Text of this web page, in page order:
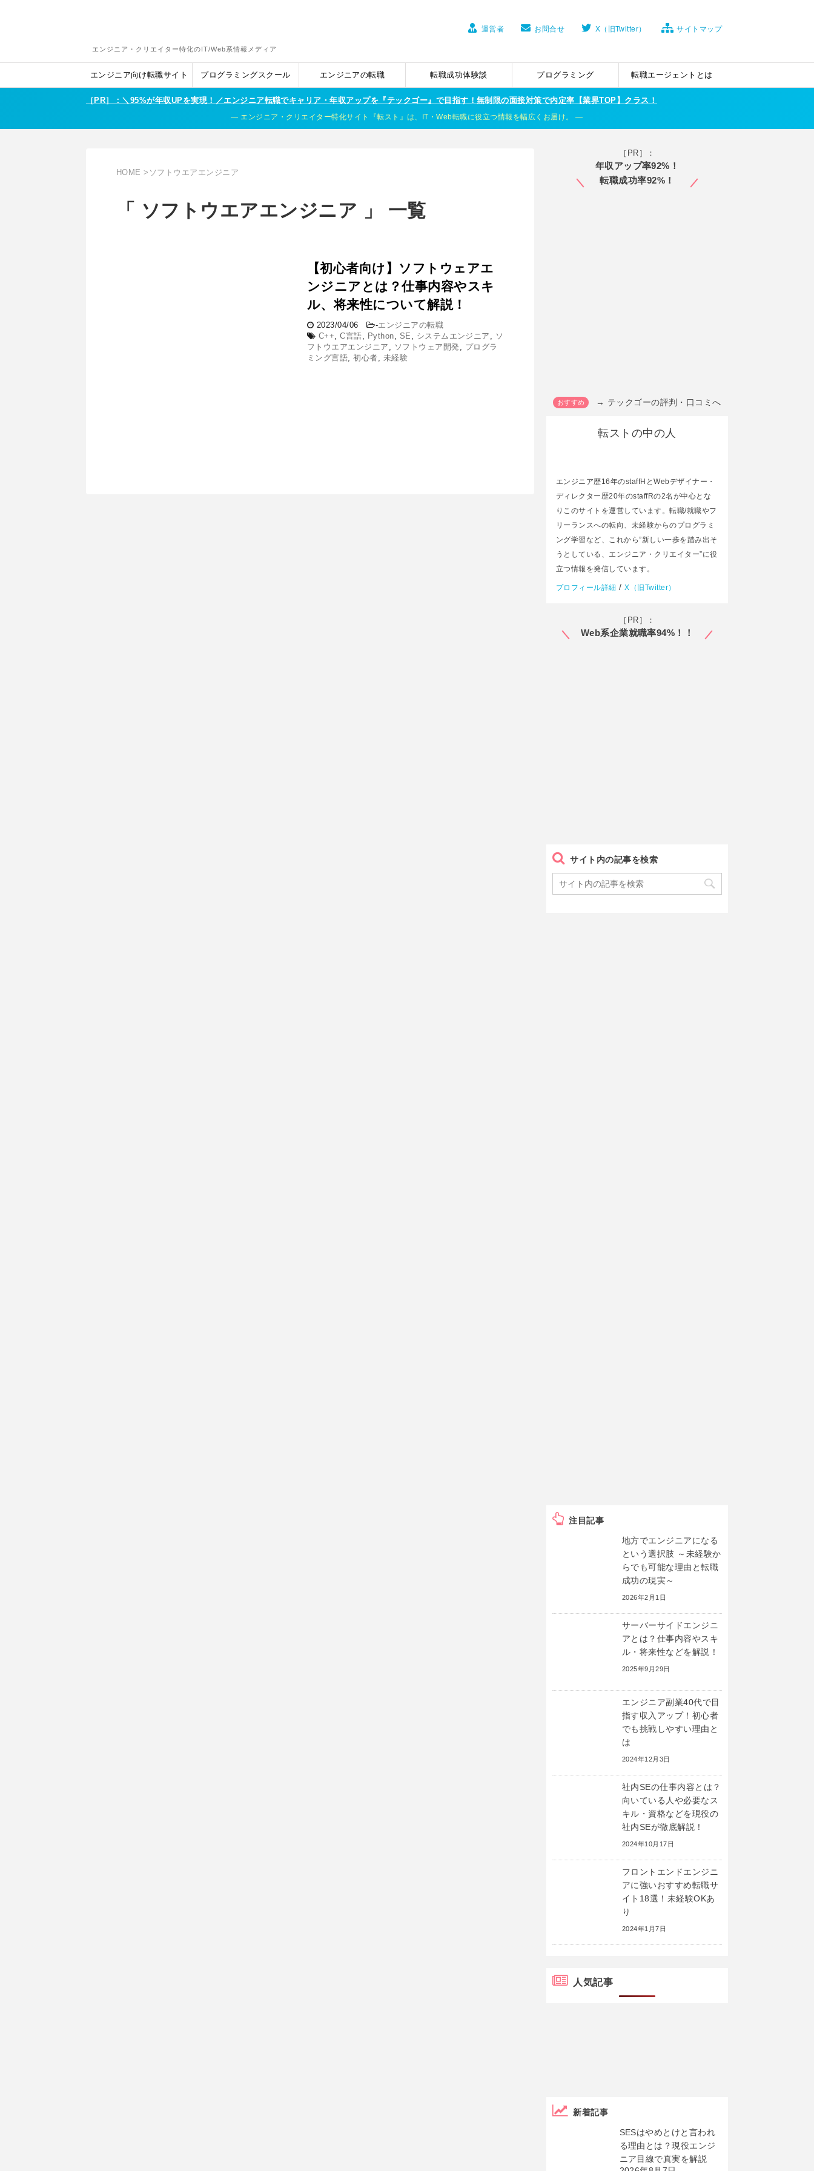
エンジニア・クリエイター特化のIT/Web系情報メディア
運営者 お問合せ X（旧Twitter） サイトマップ
エンジニア向け転職サイト プログラミングスクール エンジニアの転職 転職成功体験談 プログラミング 転職エージェントとは
［PR］：＼95%が年収UPを実現！／エンジニア転職でキャリア・年収アップを『テックゴー』で目指す！無制限の面接対策で内定率【業界TOP】クラス！
エンジニア・クリエイター特化サイト『転スト』は、IT・Web転職に役立つ情報を幅広くお届け。
HOME > ソフトウエアエンジニア
「 ソフトウエアエンジニア 」 一覧
【初心者向け】ソフトウェアエ
ンジニアとは？仕事内容やスキ
ル、将来性について解説！
2023/04/06 -エンジニアの転職
C++,C言語, Python, SE , システムエンジニア , ソ
フトウエアエンジニア , ソフトウェア開発 , プログラ
ミング言語,初心者, 未経験
［PR］：
年収アップ率92%！
転職成功率92%！
→ テックゴーの評判・口コミへ
転ストの中の人
エンジニア歴16年のstaffHとWebデザイナー・
ディレクター歴20年のstaffRの2名が中心とな
りこのサイトを運営しています。転職/就職やフ
リーランスへの転向、未経験からのプログラミ
ング学習など、これから”新しい一歩を踏み出そ
うとしている、エンジニア・クリエイター”に役
立つ情報を発信しています。
プロフィール詳細 /X（旧Twitter）
［PR］：
Web系企業就職率94%！！
サイト内の記事を検索
注目記事
地方でエンジニアになる
という選択肢 ～未経験か
らでも可能な理由と転職
成功の現実～
2026年2月1日
サーバーサイドエンジニ
アとは？仕事内容やスキ
ル・将来性などを解説！
2025年9月29日
エンジニア副業40代で目
指す収入アップ！初心者
でも挑戦しやすい理由と
は
2024年12月3日
社内SEの仕事内容とは？
向いている人や必要なス
キル・資格などを現役の
社内SEが徹底解説！
2024年10月17日
フロントエンドエンジニ
アに強いおすすめ転職サ
イト18選！未経験OKあ
り
2024年1月7日
人気記事
新着記事
SESはやめとけと言われ
る理由とは？現役エンジ
ニア目線で真実を解説